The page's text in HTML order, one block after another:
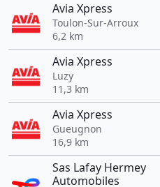
Avia Xpress
Toulon-Sur-Arroux
6,2 km
Avia Xpress
Luzy
11,3 km
Avia Xpress
Gueugnon
16,9 km
Sas Lafay Hermey
Automobiles